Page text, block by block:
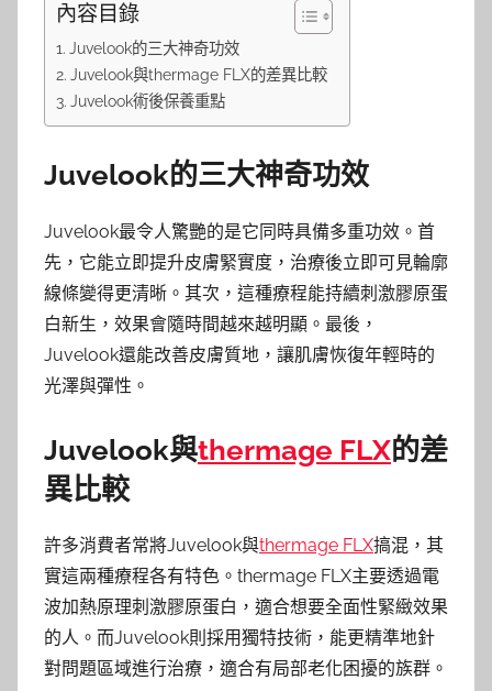
內容目錄
Juvelook的三大神奇功效
Juvelook與thermage FLX的差異比較
Juvelook術後保養重點
Juvelook的三大神奇功效
Juvelook最令人驚艷的是它同時具備多重功效。首
先，它能立即提升皮膚緊實度，治療後立即可見輪廓
線條變得更清晰。其次，這種療程能持續刺激膠原蛋
白新生，效果會隨時間越來越明顯。最後，
Juvelook還能改善皮膚質地，讓肌膚恢復年輕時的
光澤與彈性。
Juvelook與thermage FLX的差
異比較
許多消費者常將Juvelook與thermage FLX搞混，其
實這兩種療程各有特色。thermage FLX主要透過電
波加熱原理刺激膠原蛋白，適合想要全面性緊緻效果
的人。而Juvelook則採用獨特技術，能更精準地針
對問題區域進行治療，適合有局部老化困擾的族群。